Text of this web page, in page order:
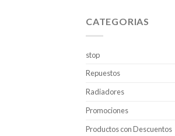
CATEGORIAS
stop
Repuestos
Radiadores
Promociones
Productos con Descuentos